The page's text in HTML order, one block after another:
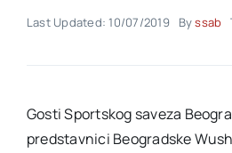
Last Updated: 10/07/2019 Byssab
Gosti Sportskog saveza
predstavnici Beogradske